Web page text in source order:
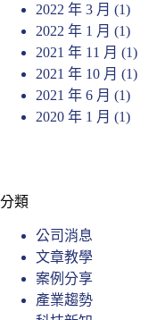
2022 年 3 月 (1)
2022 年 1 月 (1)
2021 年 11 月 (1)
2021 年 10 月 (1)
2021 年 6 月 (1)
2020 年 1 月 (1)
分類
公司消息
文章教學
案例分享
產業趨勢